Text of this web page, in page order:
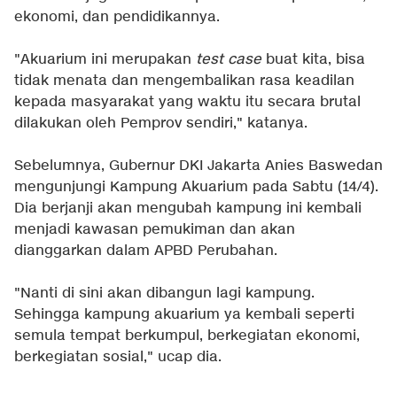
ekonomi, dan pendidikannya.
"Akuarium ini merupakan test case buat kita, bisa
tidak menata dan mengembalikan rasa keadilan
kepada masyarakat yang waktu itu secara brutal
dilakukan oleh Pemprov sendiri," katanya.
Sebelumnya, Gubernur DKI Jakarta Anies Baswedan
mengunjungi Kampung Akuarium pada Sabtu (14/4).
Dia berjanji akan mengubah kampung ini kembali
menjadi kawasan pemukiman dan akan
dianggarkan dalam APBD Perubahan.
"Nanti di sini akan dibangun lagi kampung.
Sehingga kampung akuarium ya kembali seperti
semula tempat berkumpul, berkegiatan ekonomi,
berkegiatan sosial," ucap dia.